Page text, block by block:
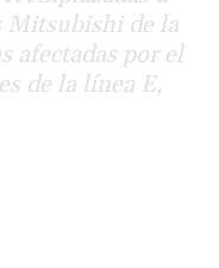
Mitsubishi de la
afectadas por el
de la línea E,